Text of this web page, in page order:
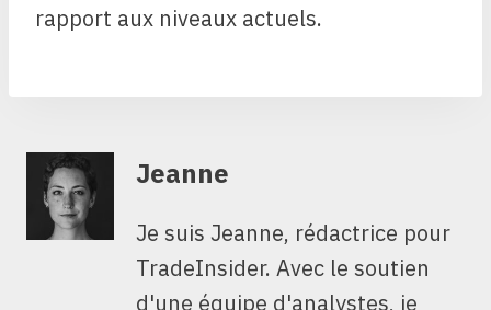
rapport aux niveaux actuels.
Jeanne
Je suis Jeanne, rédactrice pour
TradeInsider. Avec le soutien
d'une équipe d'analystes, je